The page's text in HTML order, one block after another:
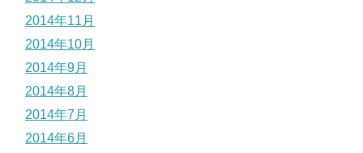
2014年11月
2014年10月
2014年9月
2014年8月
2014年7月
2014年6月